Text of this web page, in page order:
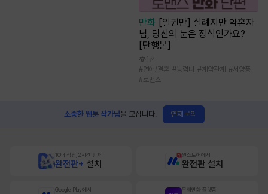
만화 [일권만] 실례지만 약혼자
님, 당신의 눈은 장식인가요?
[단행본]
1천
#연애/결혼 #능력녀 #계약관계 #서양풍
#로맨스
소중한 웹툰 작가님을 모십니다. 연재문의
10배 적립, 2시간 먼저
완전판+ 설치
원스토어에서
완전판 설치
Google Play에서 무협만화 플랫폼